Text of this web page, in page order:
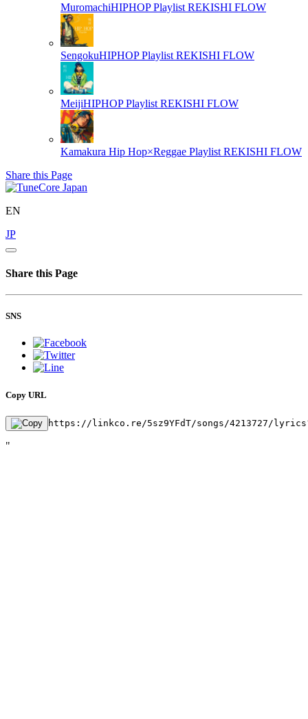
MuromachiHIPHOP Playlist REKISHI FLOW
SengokuHIPHOP Playlist REKISHI FLOW
MeijiHIPHOP Playlist REKISHI FLOW
Kamakura Hip Hop×Reggae Playlist REKISHI FLOW
Share this Page
EN
JP
Share this Page
SNS
Copy URL
https://linkco.re/5sz9YFdT/songs/4213727/
"